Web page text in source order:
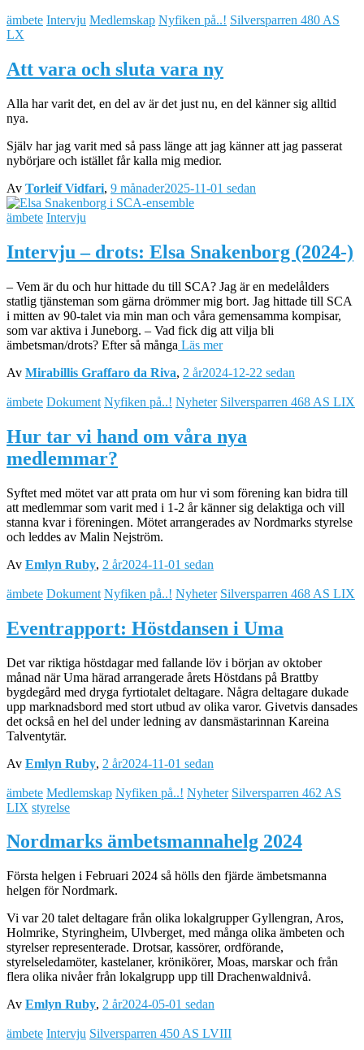
ämbete Intervju Medlemskap Nyfiken på..! Silversparren 480 AS
LX
Att vara och sluta vara ny
Alla har varit det, en del av är det just nu, en del känner sig alltid
nya.
Själv har jag varit med så pass länge att jag känner att jag passerat
nybörjare och istället får kalla mig medior.
Av Torleif Vidfari, 9 månader2025-11-01 sedan
ämbete Intervju
Intervju – drots: Elsa Snakenborg (2024-)
– Vem är du och hur hittade du till SCA? Jag är en medelålders
statlig tjänsteman som gärna drömmer mig bort. Jag hittade till SCA
i mitten av 90-talet via min man och våra gemensamma kompisar,
som var aktiva i Juneborg. – Vad fick dig att vilja bli
ämbetsman/drots? Efter så många Läs mer
Av Mirabillis Graffaro da Riva, 2 år2024-12-22 sedan
ämbete Dokument Nyfiken på..! Nyheter Silversparren 468 AS LIX
Hur tar vi hand om våra nya
medlemmar?
Syftet med mötet var att prata om hur vi som förening kan bidra till
att medlemmar som varit med i 1-2 år känner sig delaktiga och vill
stanna kvar i föreningen. Mötet arrangerades av Nordmarks styrelse
och leddes av Malin Nejström.
Av Emlyn Ruby, 2 år2024-11-01 sedan
ämbete Dokument Nyfiken på..! Nyheter Silversparren 468 AS LIX
Eventrapport: Höstdansen i Uma
Det var riktiga höstdagar med fallande löv i början av oktober
månad när Uma härad arrangerade årets Höstdans på Brattby
bygdegård med dryga fyrtiotalet deltagare. Några deltagare dukade
upp marknadsbord med stort utbud av olika varor. Givetvis dansades
det också en hel del under ledning av dansmästarinnan Kareina
Talventytär.
Av Emlyn Ruby, 2 år2024-11-01 sedan
ämbete Medlemskap Nyfiken på..! Nyheter Silversparren 462 AS
LIX styrelse
Nordmarks ämbetsmannahelg 2024
Första helgen i Februari 2024 så hölls den fjärde ämbetsmanna
helgen för Nordmark.
Vi var 20 talet deltagare från olika lokalgrupper Gyllengran, Aros,
Holmrike, Styringheim, Ulvberget, med många olika ämbeten och
styrelser representerade. Drotsar, kassörer, ordförande,
styrelseledamöter, kastelaner, krönikörer, Moas, marskar och från
flera olika nivåer från lokalgrupp upp till Drachenwaldnivå.
Av Emlyn Ruby, 2 år2024-05-01 sedan
ämbete Intervju Silversparren 450 AS LVIII